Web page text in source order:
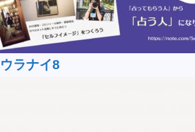
ウラナイ8